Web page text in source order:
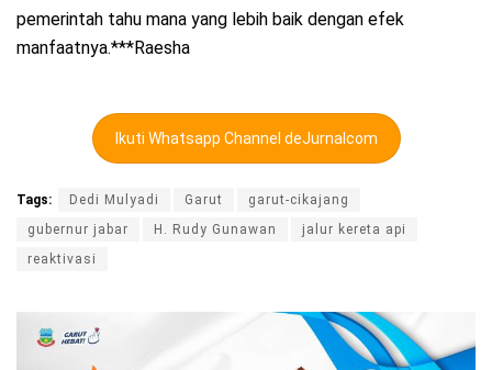
pemerintah tahu mana yang lebih baik dengan efek
manfaatnya.***Raesha
Ikuti Whatsapp Channel deJurnalcom
Tags: Dedi Mulyadi Garut
garut-cikajang
gubernur jabar
H. Rudy Gunawan
jalur kereta api
reaktivasi